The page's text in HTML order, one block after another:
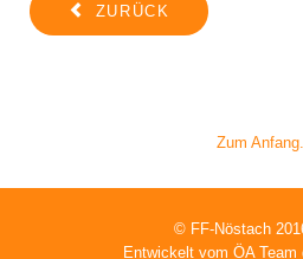
ZURÜCK
Zum
© FF-Nöstach
Entwickelt vom ÖA Team